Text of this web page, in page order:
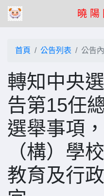
曉 陽
首頁 公告列表 公告
轉知中央
告第15任
選舉事項
（構）學
教育及行